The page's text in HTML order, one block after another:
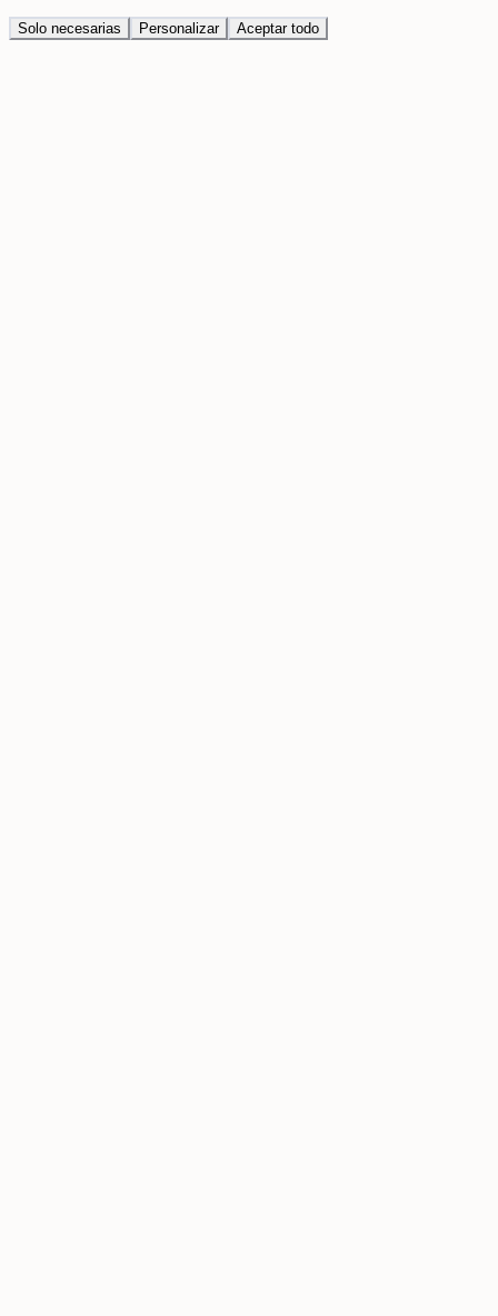
Solo necesarias Personalizar Aceptar todo